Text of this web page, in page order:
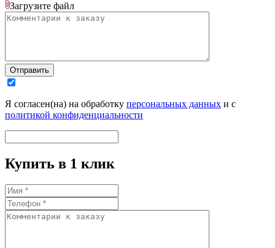
Загрузите файл
Отправить
Я согласен(на) на обработку персональных данных и с
политикой конфиденциальности
Купить в 1 клик